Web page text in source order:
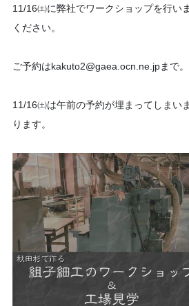
11/16㈯に弊社でワークショップを行い
ください。
ご予約はkakuto2@gaea.ocn.ne.jpまで
11/16㈯は午前の予約が埋まってしまい
ります。